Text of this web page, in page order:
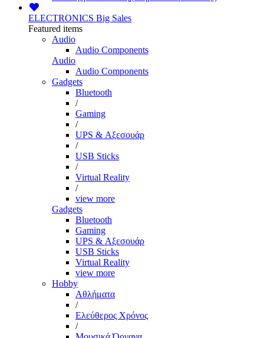
ELECTRONICS Big Sales
Featured items
Audio
Audio Components
Audio
Audio Components
Gadgets
Bluetooth
/
Gaming
/
UPS & Αξεσουάρ
/
USB Sticks
/
Virtual Reality
/
view more
Gadgets
Bluetooth
Gaming
UPS & Αξεσουάρ
USB Sticks
Virtual Reality
view more
Hobby
Αθλήματα
/
Ελεύθερος Χρόνος
/